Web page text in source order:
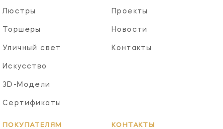
Люстры
Торшеры
Уличный свет
Искусство
3D-Модели
Сертификаты
Проекты
Новости
Контакты
ПОКУПАТЕЛЯМ КОНТАКТЫ